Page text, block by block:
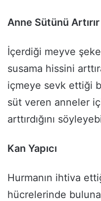
Anne Sütünü Artırır
İçerdiği meyve
susama hissini
içmeye sevk ettiği
süt veren anneler
arttırdığını
Kan Yapıcı
Hurmanın ihtiva
hücrelerinde